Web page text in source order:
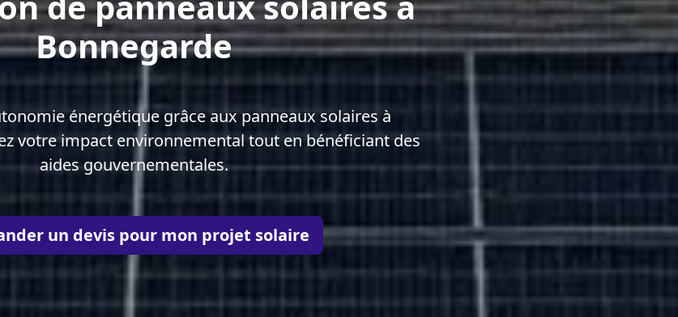
Bonnegarde
énergétique grâce aux panneaux solaires à
votre impact environnemental tout en bénéficiant des
aides gouvernementales.
un devis pour mon projet solaire